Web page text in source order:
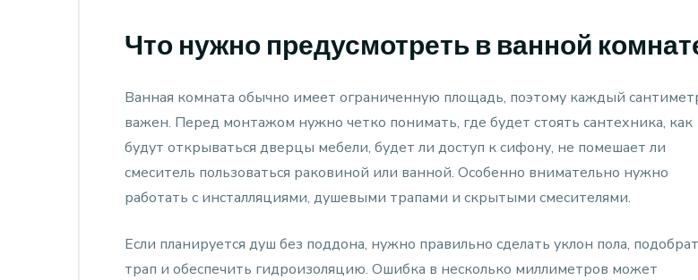
Что нужно предусмотреть в ванной
Ванная комната обычно имеет ограниченную площадь, поэтому каждый
важен. Перед монтажом нужно четко понимать, где будет стоять сантехника, как
будут открываться дверцы мебели, будет ли доступ к сифону, не помешает ли
смеситель пользоваться раковиной или ванной. Особенно внимательно нужно
работать с инсталляциями, душевыми трапами и скрытыми смесителями.
Если планируется душ без поддона, нужно правильно сделать уклон пола,
трап и обеспечить гидроизоляцию. Ошибка в несколько миллиметров может